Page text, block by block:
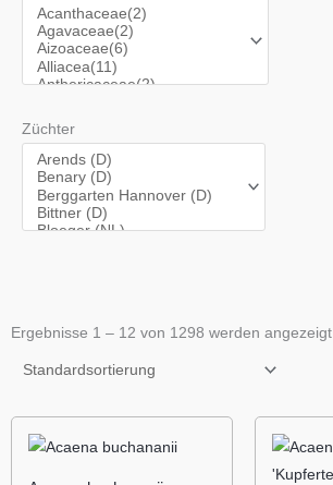
Züchter
Ergebnisse 1 – 12 von 1298 werden angezeigt